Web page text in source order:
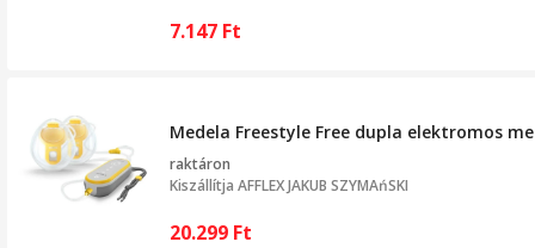
7.147 Ft
Medela Freestyle Free dupla elektromos
raktáron
Kiszállítja AFFLEX JAKUB SZYMAńSKI
20.299 Ft